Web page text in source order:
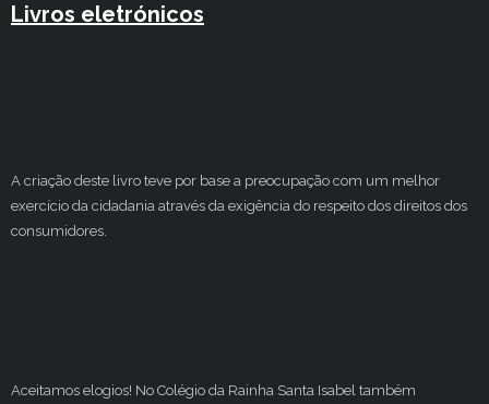
Livros eletrónicos
A criação deste livro teve por base a preocupação com um melhor
exercício da cidadania através da exigência do respeito dos direitos dos
consumidores.
Aceitamos elogios! No Colégio da Rainha Santa Isabel também